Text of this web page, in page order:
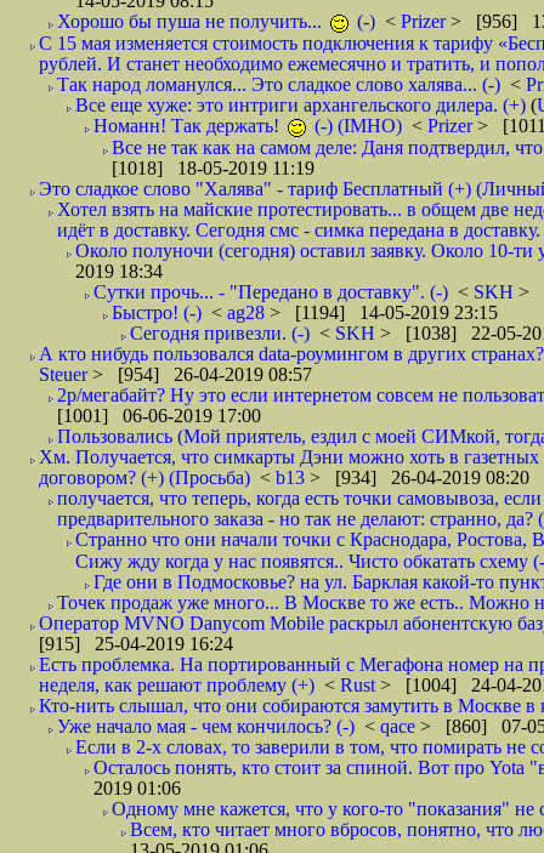
Хорошо бы пуша не получить...
(-) < Prizer> [956]
С 15 мая изменяется стоимость подключения к тарифу
рублей. И станет необходимо ежемесячно и тратить, и
Так народ ломанулся... Это сладкое слово халява... (-) <
Все еще хуже: это интриги архангельского дилера. (+) (
Номанн! Так держать!
(-) (IMHO) < Prizer>
Все не так как на самом деле: Даня подтвердил,
[1018] 18-05-2019 11:19
Это сладкое слово "Халява" - тариф Бесплатный (+)
Хотел взять на майские протестировать... в общем две
идёт в доставку. Сегодня смс - симка передана в
Около полуночи (сегодня) оставил заявку. Около 10-ти
2019 18:34
Сутки прочь... - "Передано в доставку". (-) < SKH >
Быстро! (-) < ag28 > [1194] 14-05-2019 23:15
Сегодня привезли. (-) < SKH > [1038] 22-05-
А кто нибудь пользовался data-роумингом в других
Steuer> [954] 26-04-2019 08:57
2р/мегабайт? Ну это если интернетом совсем не
[1001] 06-06-2019 17:00
Пользовались (Мой приятель, ездил с моей СИМкой,
Хм. Получается, что симкарты Дэни можно хоть в газетных
договором? (+) (Просьба) < b13 > [934] 26-04-2019 08:20
получается, что теперь, когда есть точки самовывоза,
предварительного заказа - но так не делают: странно, да?
Странно что они начали точки с Краснодара,
Сижу жду когда у нас появятся.. Чисто обкатать схему
Где они в Подмосковье? на ул. Барклая какой-то
Точек продаж уже много... В Москве то же есть.. Можно
Оператор MVNO Danycom Mobile раскрыл абонентскую
[915] 25-04-2019 16:24
Есть проблемка. На портированный с Мегафона номер на
неделя, как решают проблему (+) < Rust > [1004] 24-04-
Кто-нить слышал, что они собираются замутить в Москве в
Уже начало мая - чем кончилось? (-) < qace > [860] 07-
Если в 2-х словах, то заверили в том, что помирать не
Осталось понять, кто стоит за спиной. Вот про Yota
2019 01:06
Одному мне кажется, что у кого-то "показания" не
Всем, кто читает много вбросов, понятно, что